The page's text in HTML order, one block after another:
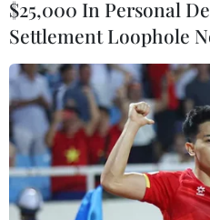
Tập thể cán bộ và gia đình
$25,000 In Personal
Settlement Loophole